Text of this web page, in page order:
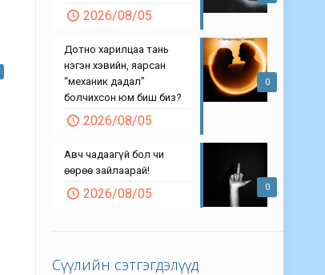
2026/08/05
0
Дотно харилцаа тань
нэгэн хэвийн, яарсан
“механик дадал”
болчихсон юм биш биз?
2026/08/05
0
Авч чадаагүй бол чи
өөрөө зайлаарай!
2026/08/05
Сүүлийн сэтгэгдэлүүд